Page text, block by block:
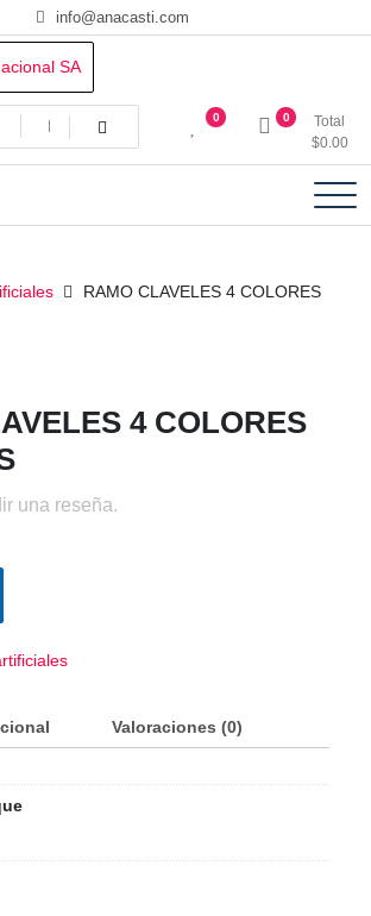
info@anacasti.com
Internacional SA
al por mayor de flores y plantas. juguetes,
0 0
Total
$0.00
RAMO CLAVELES 4 COLORES
4 COLORES
una reseña.
Valoraciones (0)